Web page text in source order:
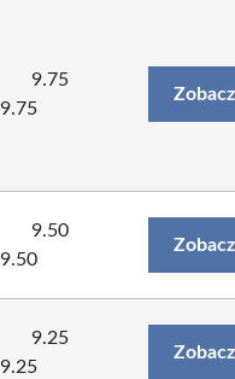
9.75
9.75
9.50
9.50
9.25
9.25